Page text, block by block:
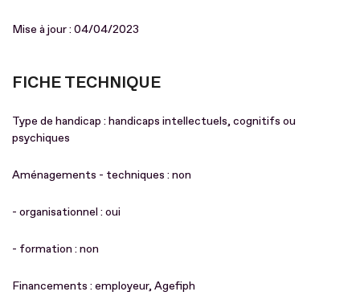
Mise à jour : 04/04/2023
FICHE TECHNIQUE
Type de handicap : handicaps intellectuels, cognitifs ou
psychiques
Aménagements - techniques : non
- organisationnel : oui
- formation : non
Financements : employeur, Agefiph